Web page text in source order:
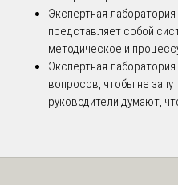
Экспертная лаборатория
представляет собой
методическое и
Экспертная лаборатория
вопросов, чтобы не
руководители думают,